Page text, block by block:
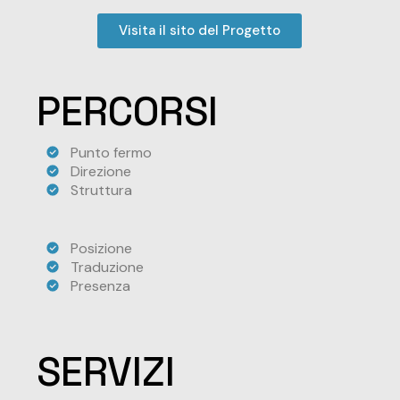
Visita il sito del Progetto
PERCORSI
Punto fermo
Direzione
Struttura
Posizione
Traduzione
Presenza
SERVIZI